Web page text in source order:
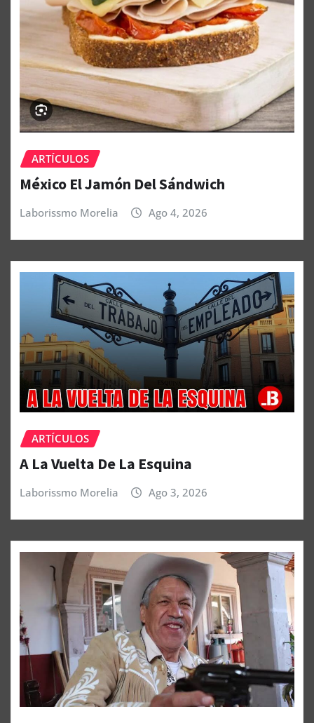
ARTÍCULOS
México El Jamón Del Sándwich
Laborissmo Morelia Ago 4, 2026
ARTÍCULOS
A La Vuelta De La Esquina
Laborissmo Morelia Ago 3, 2026